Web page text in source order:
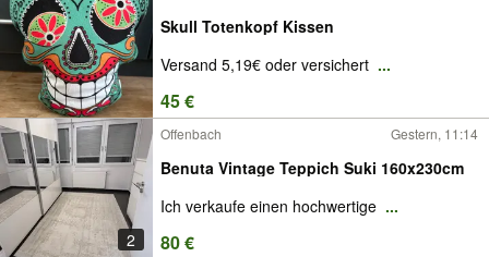
Skull Totenkopf Kissen
Versand 5,19€ oder versichert ...
45 €
2
Offenbach Gestern, 11:14
Benuta Vintage Teppich Suki 160x230cm
Ich verkaufe einen hochwertige ...
80 €